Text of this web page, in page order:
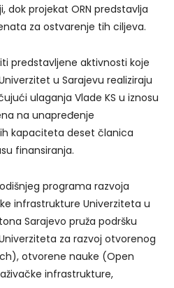
projekat ORN predstavlja
za ostvarenje tih ciljeva.
predstavljene aktivnosti koje
u Sarajevu realiziraju
ulaganja Vlade KS u iznosu
na unapređenje
kapaciteta deset članica
finansiranja.
programa razvoja
infrastrukture Univerziteta u
Sarajevo pruža podršku
za razvoj otvorenog
otvorene nauke (Open
infrastrukture,